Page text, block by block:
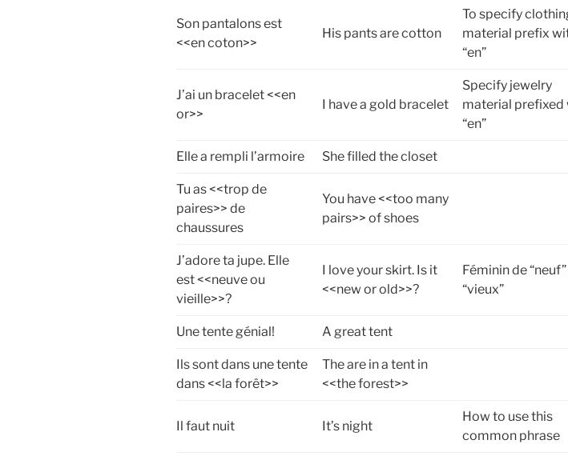
Son pantalons est
<<en coton>>
His pants are cotton
To specify
material prefix
“en”
J’ai un bracelet <<en
or>>
I have a gold bracelet
Specify jewelry
material prefixed
“en”
Elle a rempli l’armoire She filled the closet
Tu as <<trop de
paires>> de
chaussures
You have <<too many
pairs>> of shoes
J’adore ta jupe. Elle
est <<neuve ou
vieille>>?
I love your skirt. Is it
<<new or old>>?
Féminin de
“vieux”
Une tente génial! A great tent
Ils sont dans une tente
dans <<la forêt>>
The are in a tent in
<<the forest>>
Il faut nuit It’s night
How to use this
common phrase